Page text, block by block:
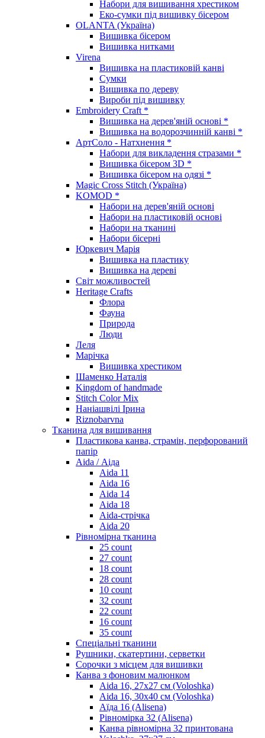
Набори для вишивання хрестиком
Еко-сумки під вишивку бісером
OLANTA (Україна)
Вишивка бісером
Вишивка нитками
Virena
Вишивка на пластиковій канві
Сумки
Вишивка по дереву
Вироби під вишивку
Embroidery Craft *
Вишивка на дерев'яній основі *
Вишивка на водорозчинній канві *
АртСоло - Натхнення *
Набори для викладення стразами *
Вишивка бісером 3D *
Вишивка бісером на одязі *
Magic Cross Stitch (Україна)
KOMOD *
Набори на дерев'яній основі
Набори на пластиковій основі
Набори на тканині
Набори бісерні
Юркевич Марія
Вишивка на пластику
Вишивка на дереві
Світ можливостей
Heritage Crafts
Флора
Фауна
Природа
Люди
Леля
Марічка
Вишивка хрестиком
Шаменко Наталія
Kingdom of handmade
Stitch Color Mix
Наніашвілі Ірина
Riznobarvna
Тканина для вишивання
Пластикова канва, страмін, перфорований
папір
Aida / Аіда
Aida 11
Aida 16
Aida 14
Aida 18
Aida-стрічка
Aida 20
Рівномірна тканина
25 count
27 count
18 count
28 count
10 count
32 count
22 count
16 count
35 count
Спеціальні тканини
Рушники, скатертини, серветки
Сорочки з місцем для вишивки
Канва з фоновим малюнком
Aida 16, 27х27 см (Voloshka)
Aida 16, 30х40 см (Voloshka)
Аїда 16 (Alisena)
Рівномірка 32 (Alisena)
Канва рівномірна 32 принтована